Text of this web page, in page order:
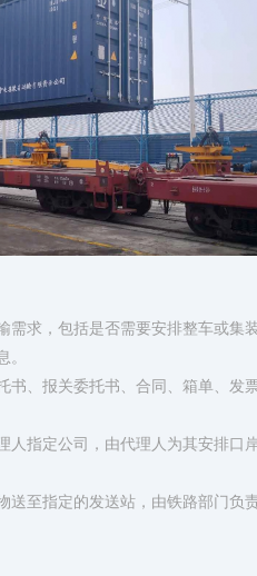
需求，包括是否需要安排整车或
、报关委托书、合同、箱单、发
人指定公司，由代理人为其安排
送至指定的发送站，由铁路部门负